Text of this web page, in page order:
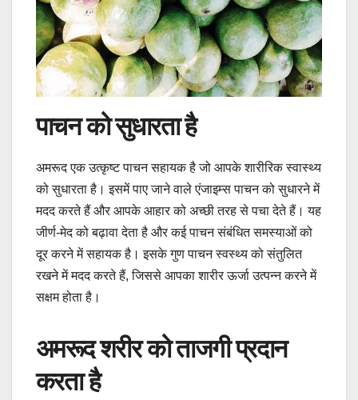
पाचन को सुधारता है
अमरूद एक उत्कृष्ट पाचन सहायक है जो आपके शारीरिक स्वास्थ्य
को सुधारता है। इसमें पाए जाने वाले एंजाइम्स पाचन को सुधारने में
मदद करते हैं और आपके आहार को अच्छी तरह से पचा देते हैं। यह
जीर्ण-मेद को बढ़ावा देता है और कई पाचन संबंधित समस्याओं को
दूर करने में सहायक है। इसके गुण पाचन स्वस्थ्य को संतुलित
रखने में मदद करते हैं, जिससे आपका शारीर ऊर्जा उत्पन्न करने में
सक्षम होता है।
अमरूद शरीर को ताजगी प्रदान
करता है